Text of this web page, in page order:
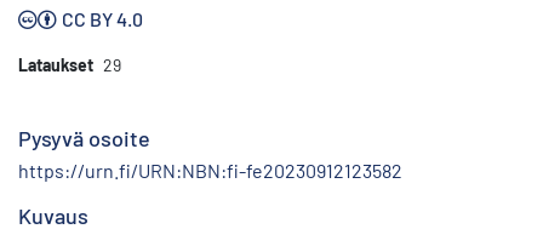
CC BY 4.0
Lataukset 29
Pysyvä osoite
https://urn.fi/URN:NBN:fi-fe20230912123582
Kuvaus